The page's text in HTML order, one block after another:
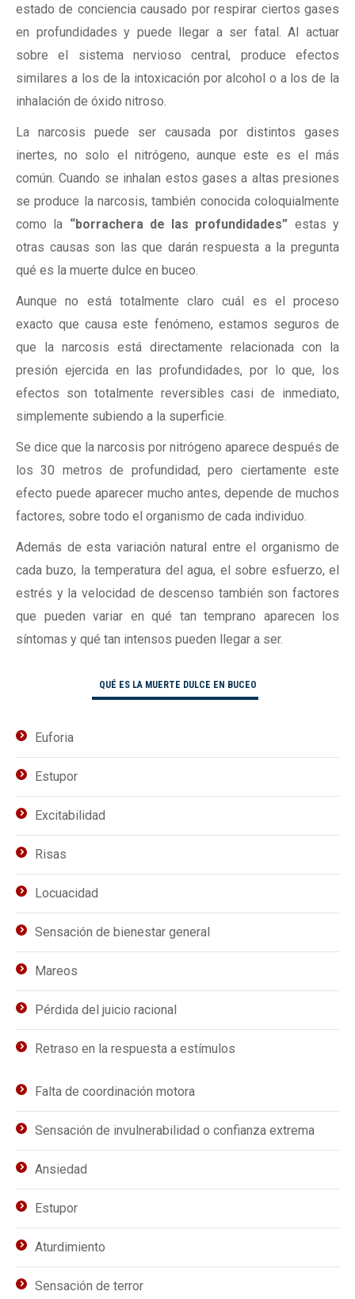
estado de conciencia causado por respirar ciertos gases
en profundidades y puede llegar a ser fatal. Al actuar
sobre el sistema nervioso central, produce efectos
similares a los de la intoxicación por alcohol o a los de la
inhalación de óxido nitroso.
La narcosis puede ser causada por distintos gases
inertes, no solo el nitrógeno, aunque este es el más
común. Cuando se inhalan estos gases a altas presiones
se produce la narcosis, también conocida coloquialmente
como la “borrachera de las profundidades” estas y
otras causas son las que darán respuesta a la pregunta
qué es la muerte dulce en buceo.
Aunque no está totalmente claro cuál es el proceso
exacto que causa este fenómeno, estamos seguros de
que la narcosis está directamente relacionada con la
presión ejercida en las profundidades, por lo que, los
efectos son totalmente reversibles casi de inmediato,
simplemente subiendo a la superficie.
Se dice que la narcosis por nitrógeno aparece después de
los 30 metros de profundidad, pero ciertamente este
efecto puede aparecer mucho antes, depende de muchos
factores, sobre todo el organismo de cada individuo.
Además de esta variación natural entre el organismo de
cada buzo, la temperatura del agua, el sobre esfuerzo, el
estrés y la velocidad de descenso también son factores
que pueden variar en qué tan temprano aparecen los
síntomas y qué tan intensos pueden llegar a ser.
QUÉ ES LA MUERTE DULCE EN BUCEO
Euforia
Estupor
Excitabilidad
Risas
Locuacidad
Sensación de bienestar general
Mareos
Pérdida del juicio racional
Retraso en la respuesta a estímulos
Falta de coordinación motora
Sensación de invulnerabilidad o confianza extrema
Ansiedad
Estupor
Aturdimiento
Sensación de terror